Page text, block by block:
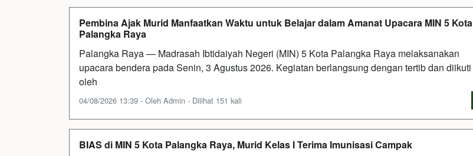
Pembina Ajak Murid Manfaatkan Waktu untuk Belajar dalam Amanat Upacara MIN 5 Kota
Palangka Raya
Palangka Raya — Madrasah Ibtidaiyah Negeri (MIN) 5 Kota Palangka Raya melaksanakan
upacara bendera pada Senin, 3 Agustus 2026. Kegiatan berlangsung dengan tertib dan diikuti
oleh
04/08/2026 13:39 - Oleh Admin - Dilihat 151 kali
BIAS di MIN 5 Kota Palangka Raya, Murid Kelas I Terima Imunisasi Campak